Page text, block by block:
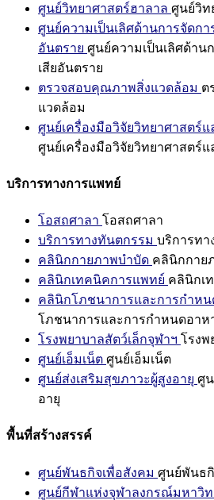
ศูนย์วิทยาศาสตร์ฮาลาล ศูนย์วิท
ศูนย์ความเป็นเลิศด้านการจัดกา
อันตราย ศูนย์ความเป็นเลิศด้าน
เสียอันตราย
ตรวจสอบคุณภาพสิ่งแวดล้อม ต
แวดล้อม
ศูนย์เครื่องมือวิจัยวิทยาศาสตร์แ
ศูนย์เครื่องมือวิจัยวิทยาศาสตร์แ
บริการทางการแพทย์
โอสถศาลา โอสถศาลา
บริการทางทันตกรรม บริการทา
คลินิกกายภาพบำบัด คลินิกกาย
คลินิกเทคนิคการแพทย์ คลินิกเ
คลินิกโภชนาการและการกำหน
โภชนาการและการกำหนดอาห
โรงพยาบาลสัตว์เล็กจุฬาฯ โรงพ
ศูนย์เอ็มเน็ต ศูนย์เอ็มเน็ต
ศูนย์ส่งเสริมสุขภาวะผู้สูงอายุ ศู
อายุ
พื้นที่สร้างสรรค์
ศูนย์พันธกิจเพื่อสังคม ศูนย์พันธ
ศูนย์กีฬาแห่งจุฬาลงกรณ์มหาวิท